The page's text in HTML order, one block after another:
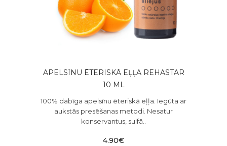
APELSĪNU ĒTERISKĀ EĻĻA REHASTAR
10 ML
100% dabīga apelsīnu ēteriskā eļļa. Iegūta ar
aukstās presēšanas metodi. Nesatur
konservantus, sulfā..
4.90€